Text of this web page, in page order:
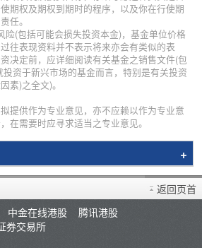
期权及期权到期时的程序，以及你在行使期
任。
险(包括可能会损失投资本金)，基金单位价格
往表现资料并不表示将来亦会有类似的表
决定前，应详细阅读有关基金之销售文件(包
资于新兴市场的基金而言，特别是有关投资
素)之全文)。
提供作为专业意见，亦不应赖以作为专业意
在需要时应寻求适当之专业意见。
返回页首
中金在线港股
腾讯港股
券交易所